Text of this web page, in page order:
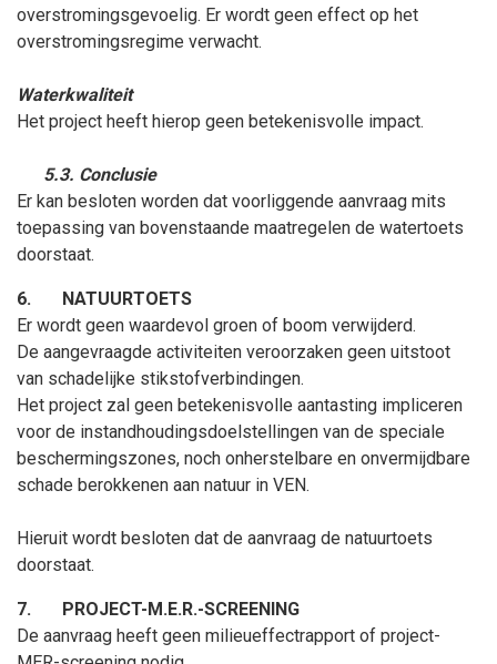
overstromingsgevoelig. Er wordt geen effect op het
overstromingsregime verwacht.
Waterkwaliteit
Het project heeft hierop geen betekenisvolle impact.
5.3. Conclusie
Er kan besloten worden dat voorliggende aanvraag mits
toepassing van bovenstaande maatregelen de watertoets
doorstaat.
6.
NATUURTOETS
Er wordt geen waardevol groen of boom verwijderd.
De aangevraagde activiteiten veroorzaken geen uitstoot
van schadelijke stikstofverbindingen.
Het project zal geen betekenisvolle aantasting impliceren
voor de instandhoudingsdoelstellingen van de speciale
beschermingszones, noch onherstelbare en onvermijdbare
schade berokkenen aan natuur in VEN.
Hieruit wordt besloten dat de aanvraag de natuurtoets
doorstaat.
7.
PROJECT-M.E.R.-SCREENING
De aanvraag heeft geen milieueffectrapport of project-